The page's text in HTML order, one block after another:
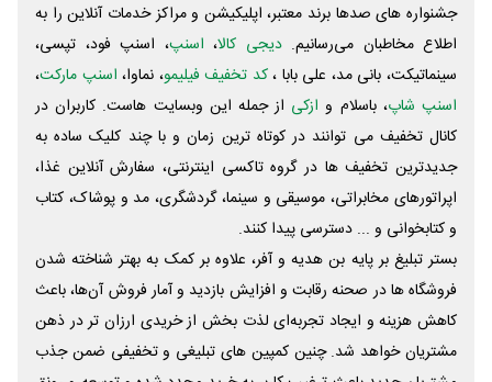
جشنواره های صدها برند معتبر، اپلیکیشن و مراکز خدمات آنلاین را به
اطلاع مخاطبان می‌رسانیم. دیجی کالا، اسنپ، اسنپ فود، تپسی،
سینماتیکت، بانی مد، علی‌ بابا ،کد تخفیف فیلیمو، نماوا، اسنپ مارکت،
اسنپ شاپ، باسلام و ازکی از جمله این وبسایت ‌هاست. کاربران در
کانال تخفیف می توانند در کوتاه ترین زمان و با چند کلیک ساده به
جدیدترین تخفیف ها در گروه تاکسی اینترنتی، سفارش آنلاین غذا،
اپراتورهای مخابراتی، موسیقی و سینما، گردشگری، مد و پوشاک، کتاب
و کتابخوانی و ... دسترسی پیدا کنند.
بستر تبلیغ بر پایه بن هدیه و آفر، علاوه بر کمک به بهتر شناخته شدن
فروشگاه ها در صحنه رقابت و افزایش بازدید و آمار فروش آن‌ها، باعث
کاهش هزینه و ایجاد تجربه‌ای لذت بخش از خریدی ارزان تر در ذهن
مشتریان خواهد شد. چنین کمپین های تبلیغی و تخفیفی ضمن جذب